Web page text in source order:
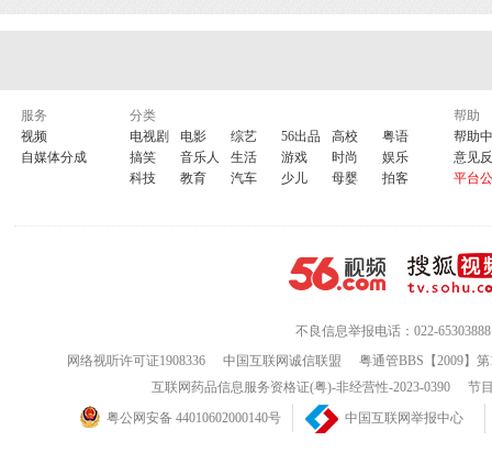
服务
视频
自媒体分成
分类
电视剧
电影 综艺 56出品 高校
粤语
搞笑
音乐人 生活 游戏 时尚
娱乐
科技
教育 汽车 少儿 母婴 拍客
帮助
帮助
意见
平台
不良信息举报电话：022-65303888
网络视听许可证1908336
中国互联网诚信联盟
粤通管BBS【2009】
互联网药品信息服务资格证(粤)-非经营性-2023-0390
节
粤公网安备 44010602000140号
中国互联网举报中心